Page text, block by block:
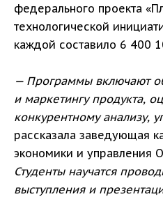
федерального проекта
технологической
каждой составило 6 400
— Программы включают
и маркетингу продукта,
конкурентному анализу,
рассказала заведующая
экономики и управления
Студенты научатся
выступления и